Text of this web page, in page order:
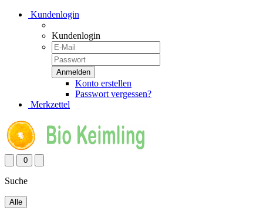
Kundenlogin
Kundenlogin
Konto erstellen
Passwort vergessen?
Merkzettel
0
Suche
Alle